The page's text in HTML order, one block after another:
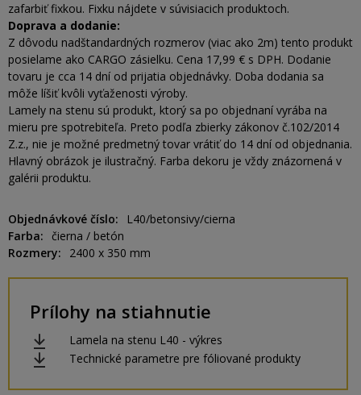
zafarbiť fixkou. Fixku nájdete v súvisiacich produktoch.
Doprava a dodanie:
Z dôvodu nadštandardných rozmerov (viac ako 2m) tento produkt
posielame ako CARGO zásielku. Cena 17,99 € s DPH. Dodanie
tovaru je cca 14 dní od prijatia objednávky. Doba dodania sa
môže líšiť kvôli vyťaženosti výroby.
Lamely na stenu sú produkt, ktorý sa po objednaní vyrába na
mieru pre spotrebiteľa. Preto podľa zbierky zákonov č.102/2014
Z.z., nie je možné predmetný tovar vrátiť do 14 dní od objednania.
Hlavný obrázok je ilustračný. Farba dekoru je vždy znázornená v
galérii produktu.
Objednávkové číslo
L40/betonsivy/cierna
Farba
čierna / betón
Rozmery
2400 x 350 mm
Prílohy na stiahnutie
Lamela na stenu L40 - výkres
Technické parametre pre fóliované produkty